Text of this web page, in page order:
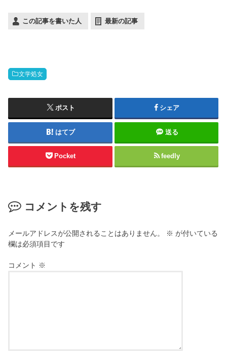
この記事を書いた人 最新の記事
文学処女
ポスト シェア
はてブ 送る
Pocket feedly
コメントを残す
メールアドレスが公開されることはありません。 ※ が付いている
欄は必須項目です
コメント ※